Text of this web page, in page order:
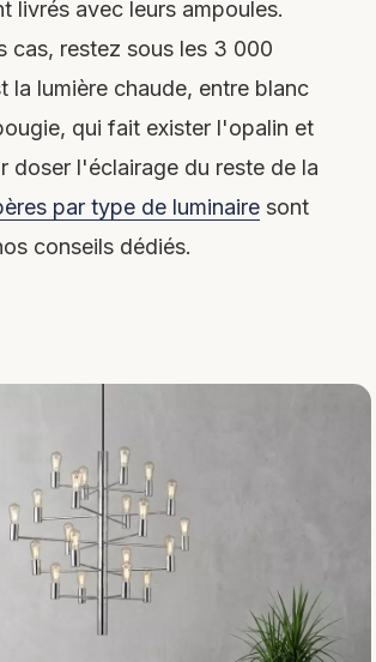
livrés avec leurs ampoules.
cas, restez sous les 3 000
la lumière chaude, entre blanc
qui fait exister l'opalin et
doser l'éclairage du reste de la
par type de luminairesont
conseils dédiés.